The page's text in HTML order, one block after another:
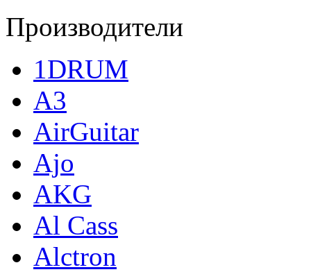
Производители
1DRUM
A3
AirGuitar
Ajo
AKG
Al Cass
Alctron